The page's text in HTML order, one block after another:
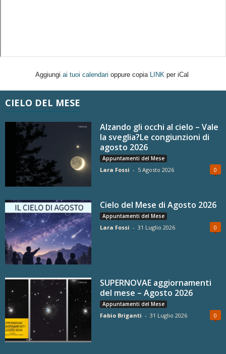
Aggiungi ai tuoi calendari oppure copia LINK per iCal
CIELO DEL MESE
Alzando gli occhi al cielo – Vale
la sveglia?Le congiunzioni di
agosto 2026
Appuntamenti del Mese
Lara Fossi - 5 Agosto 2026 0
Cielo del Mese di Agosto 2026
Appuntamenti del Mese
Lara Fossi - 31 Luglio 2026 0
SUPERNOVAE aggiornamenti
del mese – Agosto 2026
Appuntamenti del Mese
Fabio Briganti - 31 Luglio 2026 0